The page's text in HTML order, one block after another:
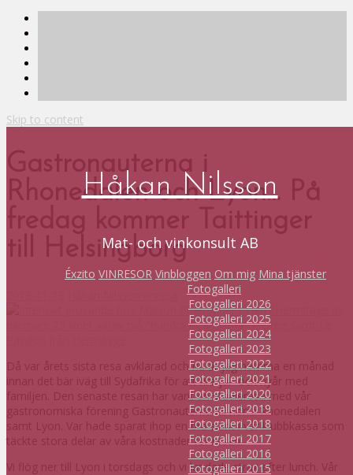
Skip to content
Håkan Nilsson
Mat- och vinkonsult AB
Éxzito VINRESOR Vinbloggen Om mig Mina tjänster
Fotogalleri
Fotogalleri 2026
Fotogalleri 2025
Fotogalleri 2024
Fotogalleri 2023
Fotogalleri 2022
Fotogalleri 2021
Fotogalleri 2020
Fotogalleri 2019
Fotogalleri 2018
Fotogalleri 2017
Fotogalleri 2016
Fotogalleri 2015
Gastronauterna i
Rhonedalen och Lyon… På
fredag kommer Taittinger
till Helsingborg
Då var årets sista resa avklarad och nu är jag hemma en månad
innan det bär iväg till Sydafrika för att fira jul- och nyår med
familjen. Den senaste resan har varit en studieresa med vår
gastronomiska förening Gastronauterna till norra Rhonedalen
samt Lyon. Var hade sparat ihop en bra slant i vår klubbkassa som
täckte stora delar av våra kostnader för resan.
Vi flög ner till Lyon i torsdags och vi landade strax efter lunch. Vår